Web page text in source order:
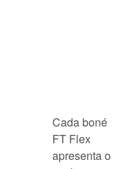
Cada boné
FT Flex
apresenta o